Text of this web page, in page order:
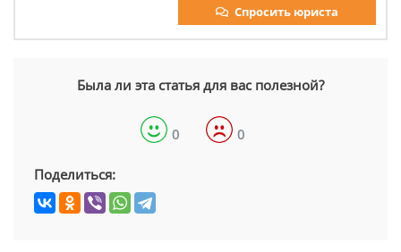
Спросить юриста
Была ли эта статья для вас полезной?
0 0
Поделиться: